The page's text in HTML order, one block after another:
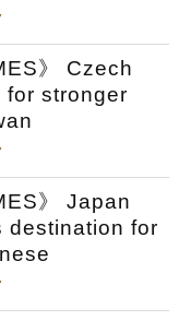
》 Czech
for stronger
》 Japan
destination for